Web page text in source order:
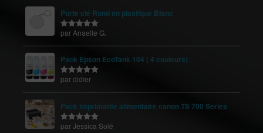
Porte clé Rond en plastique Blanc
Note5sur
par Anaelle G.
Pack Epson EcoTank 104 ( 4 couleurs)
Note 5sur
par didier
Pack imprimante alimentaire canon TS 700 Series
Note5sur
par Jessica Solé